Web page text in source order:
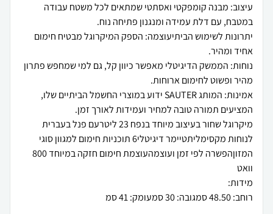
עיצוב: מבנה קומפקטי ואסתטי שמתאים לכל משטח עבודה
יתרונות לשימוש הביתיעוצמה: הספק המיקרוגל מבטיח חימום
נוחות: הממשק הדיגיטלי מאפשר כיוון קל, גם למי שמחפש פתרון
אמינות: המותג SAUTER ידוע במוצרי החשמל הביתיים שלו,
מיקרוגל שחור בעיצוב מיוחד בנפח 23 ליטרעם פנל בעברית
לנוחות מקסימליתטיימר דיגיטלי6 תוכניות חימום למגוון סוגי
המזוןהפשרה לפי זמן ועוצמהעוצמת חימום חזקה במיוחד 800
רוחב: 48.50 סמגובה: 30 סמעומק: 41 סמ